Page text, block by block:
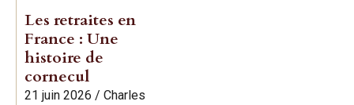
Les retraites en
France : Une
histoire de
cornecul
21 juin 2026 / Charles